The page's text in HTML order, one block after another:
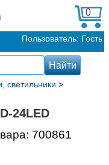
0
Пользователь: Гость
светильники >
24LED
700861